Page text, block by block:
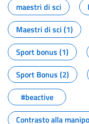
maestri di sci
Maestri di sci (1)
Sport bonus (1)
Sport Bonus (2)
#beactive
Contrasto alla